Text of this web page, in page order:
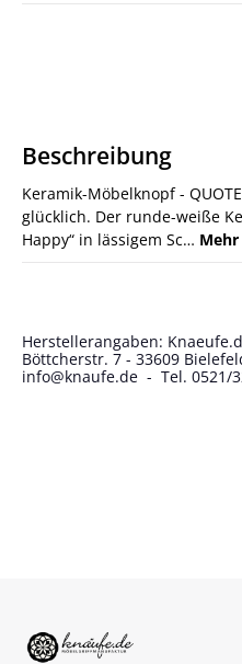
Beschreibung
Keramik-Möbelknopf -
glücklich. Der runde-weiße
Happy“ in lässigem Sc… Mehr
Herstellerangaben:
Böttcherstr. 7 - 33609
info@knaufe.de - Tel. 0521/